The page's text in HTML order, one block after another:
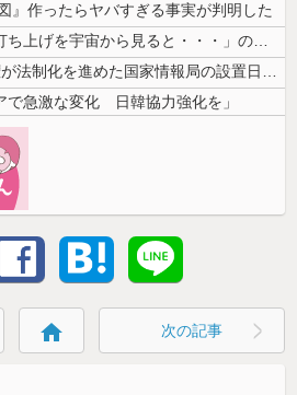
』作ったらヤバすぎる事実が判明した
【圧巻映像】「ロケット打ち上げを宇宙から見ると・・・」の動画が衝撃的
（ ´_ゝ`）中国「高市政権が法制化を進めた国家情報局の設置日が7月3...
で急激な変化 日韓協力強化を」
home 次の記事